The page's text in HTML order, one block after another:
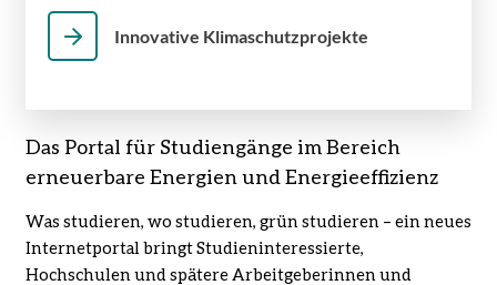
Innovative Klimaschutzprojekte
Das Portal für Studiengänge im Bereich
erneuerbare Energien und Energieeffizienz
Was studieren, wo studieren, grün studieren – ein neues
Internetportal bringt Studieninteressierte,
Hochschulen und spätere Arbeitgeberinnen und